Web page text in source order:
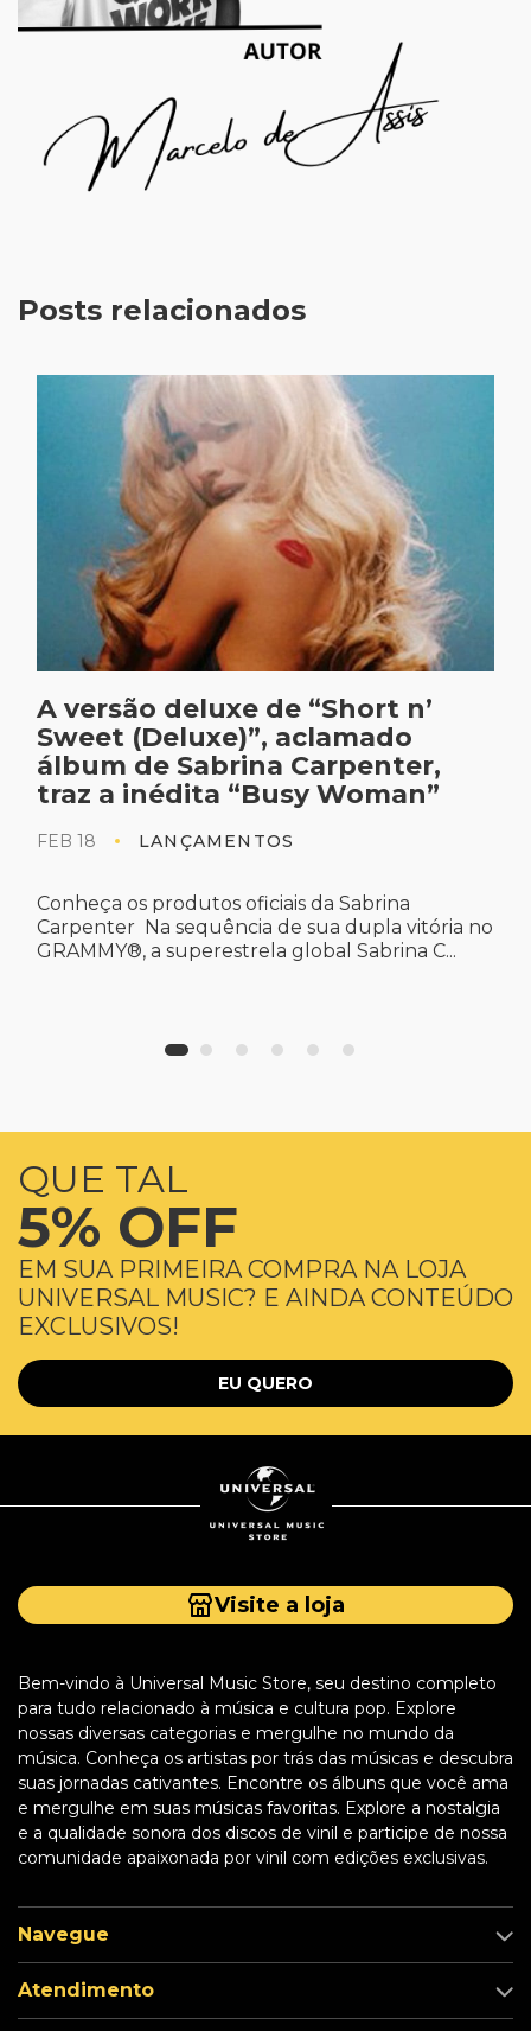
Posts relacionados
Akon e HITMAKER lançam MTGs
de três grandes sucessos do
astro senegalês-americano
LANÇAMENTOS
https://www.umusicstore.com/akon O astro
internacional Akon, conhecido por seus
sucessos gl...
QUE TAL
5% OFF
EM SUA PRIMEIRA COMPRA NA LOJA
UNIVERSAL MUSIC? E AINDA CONTEÚDO
EXCLUSIVOS!
EU QUERO
Visite a loja
Bem-vindo à Universal Music Store, seu destino completo
para tudo relacionado à música e cultura pop. Explore
nossas diversas categorias e mergulhe no mundo da
música. Conheça os artistas por trás das músicas e descubra
suas jornadas cativantes. Encontre os álbuns que você ama
e mergulhe em suas músicas favoritas. Explore a nostalgia
e a qualidade sonora dos discos de vinil e participe de nossa
comunidade apaixonada por vinil com edições exclusivas.
Navegue
Atendimento